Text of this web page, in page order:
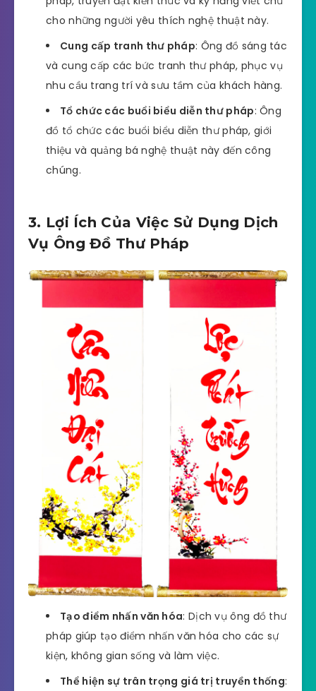
cho những người yêu thích nghệ thuật này.
Cung cấp tranh thư pháp: Ông đồ sáng tác
và cung cấp các bức tranh thư pháp, phục vụ
nhu cầu trang trí và sưu tầm của khách hàng.
Tổ chức các buổi biểu diễn thư pháp: Ông
đồ tổ chức các buổi biểu diễn thư pháp, giới
thiệu và quảng bá nghệ thuật này đến công
chúng.
3. Lợi Ích Của Việc Sử Dụng Dịch
Vụ Ông Đồ Thư Pháp
Tạo điểm nhấn văn hóa: Dịch vụ ông đồ thư
pháp giúp tạo điểm nhấn văn hóa cho các sự
kiện, không gian sống và làm việc.
Thể hiện sự trân trọng giá trị truyền thống: